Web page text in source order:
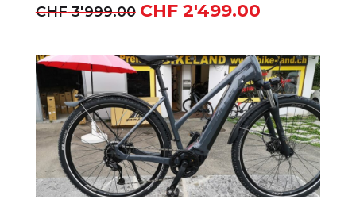
CHF3'999.00 Ursprünglicher
war:
CHF 3'999.00
CHF2'499.00Aktueller
ist:
CHF 2'499.00.